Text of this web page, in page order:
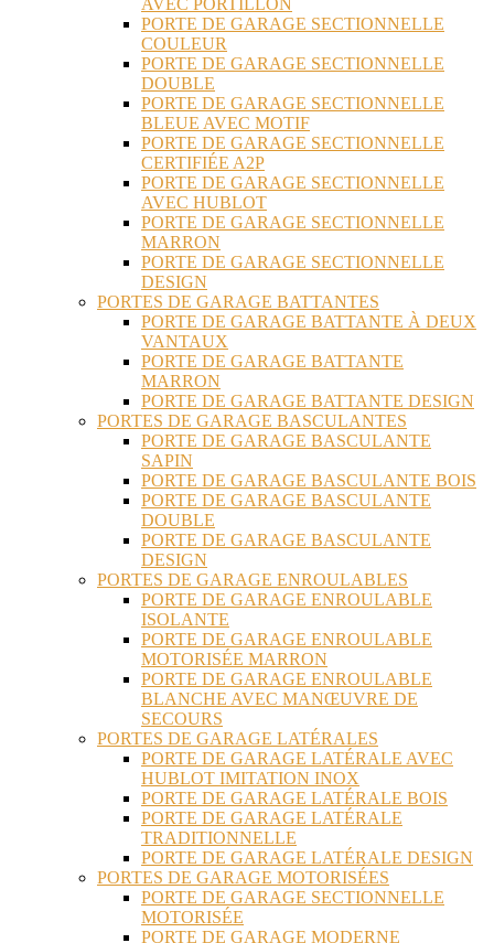
AVEC PORTILLON
PORTE DE GARAGE SECTIONNELLE
COULEUR
PORTE DE GARAGE SECTIONNELLE
DOUBLE
PORTE DE GARAGE SECTIONNELLE
BLEUE AVEC MOTIF
PORTE DE GARAGE SECTIONNELLE
CERTIFIÉE A2P
PORTE DE GARAGE SECTIONNELLE
AVEC HUBLOT
PORTE DE GARAGE SECTIONNELLE
MARRON
PORTE DE GARAGE SECTIONNELLE
DESIGN
PORTES DE GARAGE BATTANTES
PORTE DE GARAGE BATTANTE À DEUX
VANTAUX
PORTE DE GARAGE BATTANTE
MARRON
PORTE DE GARAGE BATTANTE DESIGN
PORTES DE GARAGE BASCULANTES
PORTE DE GARAGE BASCULANTE
SAPIN
PORTE DE GARAGE BASCULANTE BOIS
PORTE DE GARAGE BASCULANTE
DOUBLE
PORTE DE GARAGE BASCULANTE
DESIGN
PORTES DE GARAGE ENROULABLES
PORTE DE GARAGE ENROULABLE
ISOLANTE
PORTE DE GARAGE ENROULABLE
MOTORISÉE MARRON
PORTE DE GARAGE ENROULABLE
BLANCHE AVEC MANŒUVRE DE
SECOURS
PORTES DE GARAGE LATÉRALES
PORTE DE GARAGE LATÉRALE AVEC
HUBLOT IMITATION INOX
PORTE DE GARAGE LATÉRALE BOIS
PORTE DE GARAGE LATÉRALE
TRADITIONNELLE
PORTE DE GARAGE LATÉRALE DESIGN
PORTES DE GARAGE MOTORISÉES
PORTE DE GARAGE SECTIONNELLE
MOTORISÉE
PORTE DE GARAGE MODERNE